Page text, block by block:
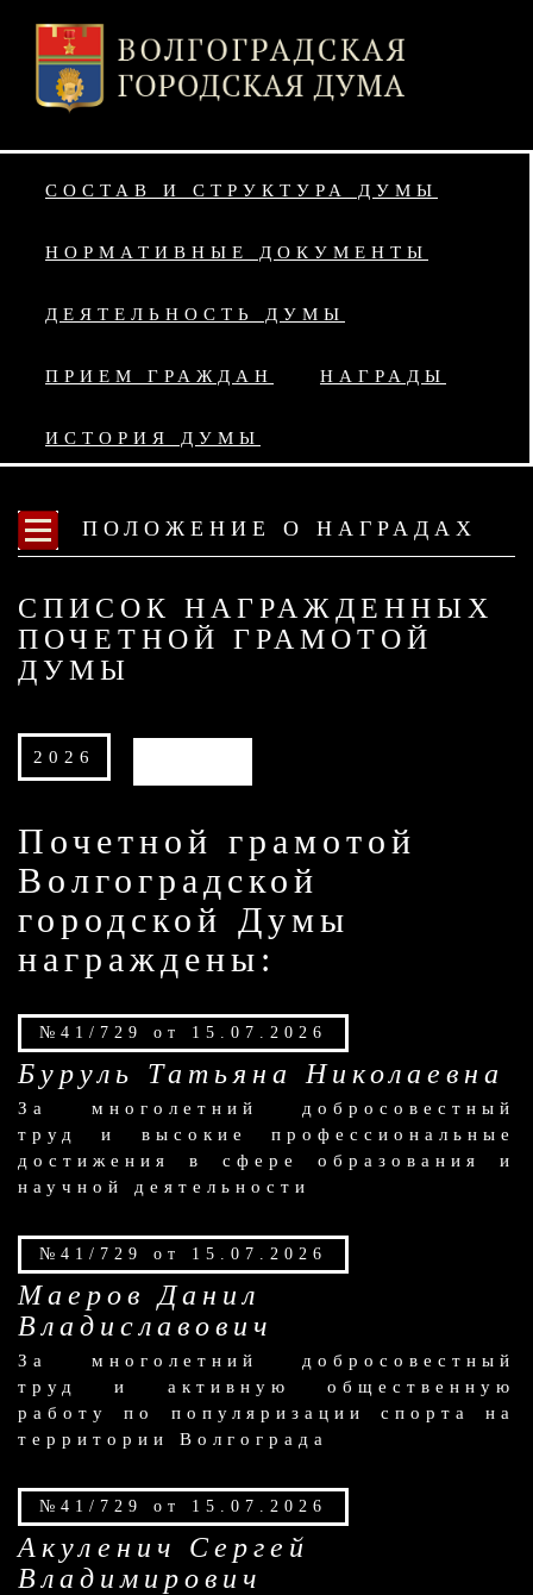
СОСТАВ И СТРУКТУРА ДУМЫ
НОРМАТИВНЫЕ ДОКУМЕНТЫ
ДЕЯТЕЛЬНОСТЬ ДУМЫ
ПРИЕМ ГРАЖДАН НАГРАДЫ
ИСТОРИЯ ДУМЫ
ПОЛОЖЕНИЕ О НАГРАДАХ
СПИСОК НАГРАЖДЕННЫХ
ПОЧЕТНОЙ ГРАМОТОЙ
ДУМЫ
2026
Почетной грамотой
Волгоградской
городской Думы
награждены:
№41/729 от 15.07.2026
Буруль Татьяна Николаевна
За многолетний добросовестный
труд и высокие профессиональные
достижения в сфере образования и
научной деятельности
№41/729 от 15.07.2026
Маеров Данил
Владиславович
За многолетний добросовестный
труд и активную общественную
работу по популяризации спорта на
территории Волгограда
№41/729 от 15.07.2026
Акуленич Сергей
Владимирович